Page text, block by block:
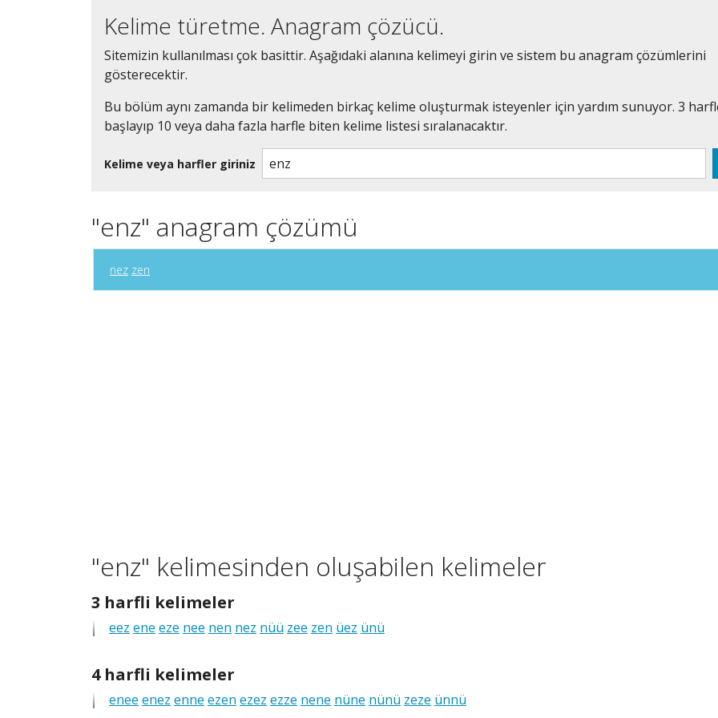
Kelime türetme. Anagram çözücü.
Sitemizin kullanılması çok basittir. Aşağıdaki alanına kelimeyi girin ve sistem bu anagram çözümlerini
gösterecektir.
Bu bölüm aynı zamanda bir kelimeden birkaç kelime oluşturmak isteyenler için yardım sunuyor. 3
başlayıp 10 veya daha fazla harfle biten kelime listesi sıralanacaktır.
Kelime veya harfler giriniz
"enz" anagram çözümü
nez zen
"enz" kelimesinden oluşabilen kelimeler
3 harfli kelimeler
harfli
tüm
eez ene eze nee nen nez nüü zee zen üez ünü
4 harfli kelimeler
harfli
tüm
enee enez enne ezen ezez ezze nene nüne nünü zeze ünnü